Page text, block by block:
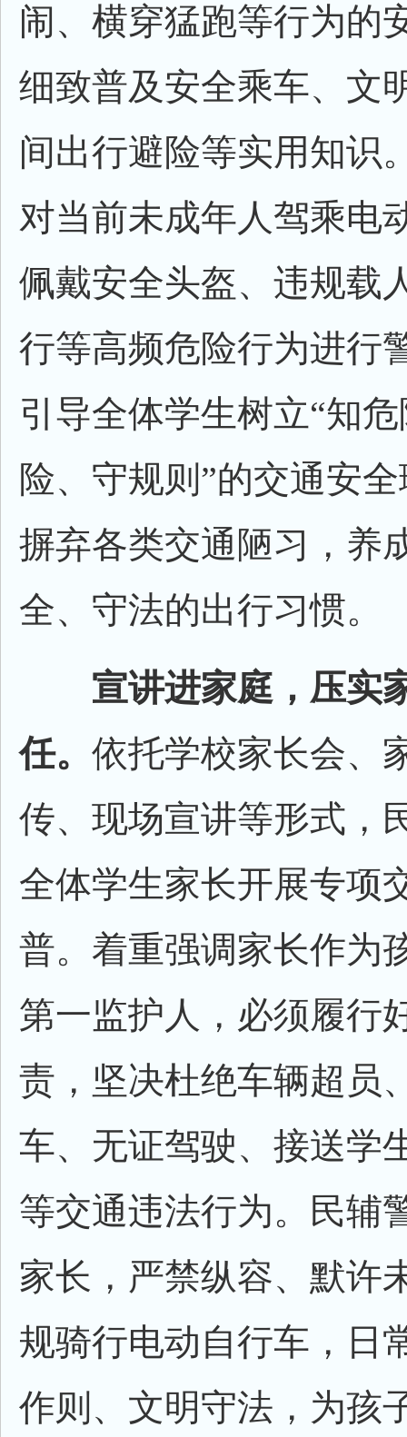
闹、横穿猛跑等行为的
细致普及安全乘车、文
间出行避险等实用知识
对当前未成年人驾乘电
佩戴安全头盔、违规载
行等高频危险行为进行
引导全体学生树立“知
险、守规则”的交通安
摒弃各类交通陋习，养
全、守法的出行习惯。
宣讲进家庭，压实
任。 依托学校家长会、
传、现场宣讲等形式，
全体学生家长开展专项
普。着重强调家长作为
第一监护人，必须履行
责，坚决杜绝车辆超员
车、无证驾驶、接送学
等交通违法行为。民辅
家长，严禁纵容、默许
规骑行电动自行车，日
作则、文明守法，为孩